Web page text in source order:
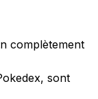
complètement
sont